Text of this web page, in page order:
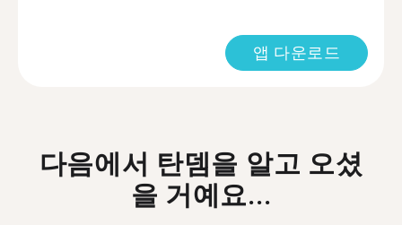
앱 다운로드
다음에서 탄뎀을 알고 오셨
을 거예요...